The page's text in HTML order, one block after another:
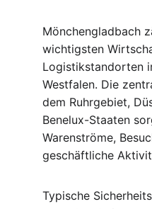
Mönchengladbach
wichtigsten
Logistikstandorten
Westfalen. Die
dem Ruhrgebiet,
Benelux-Staaten
Warenströme,
geschäftliche
Typische